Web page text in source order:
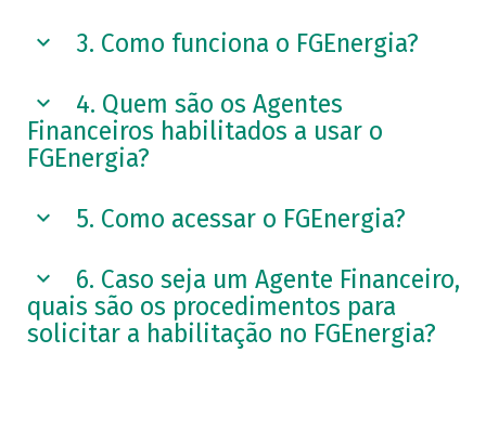
3. Como funciona o FGEnergia?
4. Quem são os Agentes
Financeiros habilitados a usar o
FGEnergia?
5. Como acessar o FGEnergia?
6. Caso seja um Agente Financeiro,
quais são os procedimentos para
solicitar a habilitação no FGEnergia?